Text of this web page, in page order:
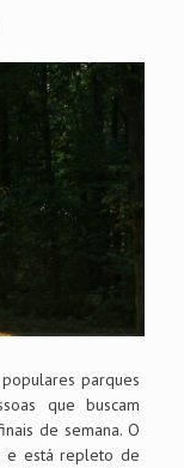
parques
que buscam
de semana. O
e está repleto de